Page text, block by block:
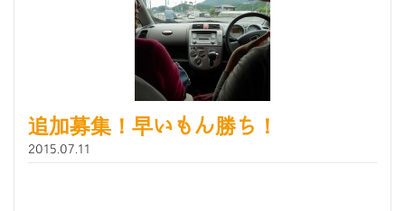
追加募集！早いもん勝ち！
2015.07.11